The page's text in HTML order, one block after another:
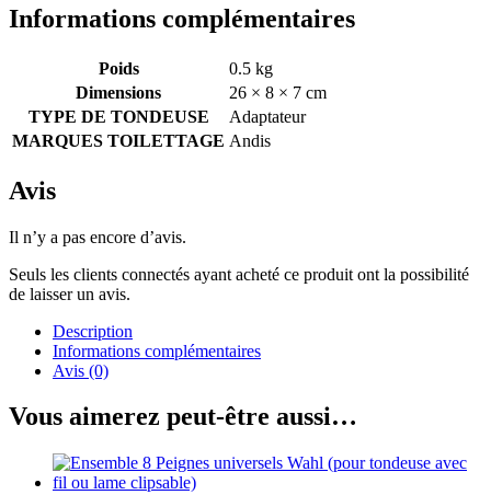
Informations complémentaires
Poids
0.5 kg
Dimensions
26 × 8 × 7 cm
TYPE DE TONDEUSE
Adaptateur
MARQUES TOILETTAGE Andis
Avis
Il n’y a pas encore d’avis.
Seuls les clients connectés ayant acheté ce produit ont la possibilité
de laisser un avis.
Description
Informations complémentaires
Avis (0)
Vous aimerez peut-être aussi…